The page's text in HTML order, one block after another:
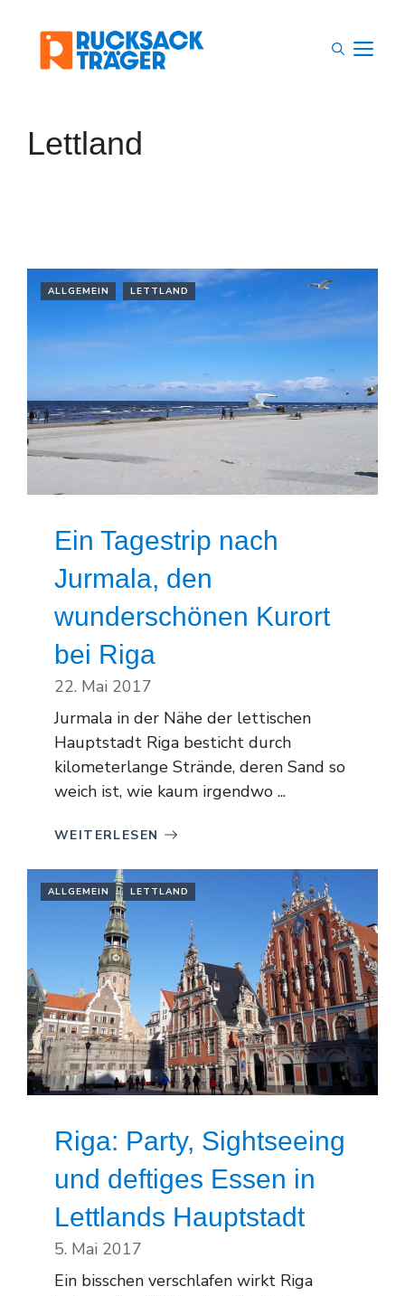
Inhalt
springen
Lettland
ALLGEMEIN LETTLAND
Ein Tagestrip nach
Jurmala, den
wunderschönen Kurort
bei Riga
22. Mai 2017
Jurmala in der Nähe der lettischen
Hauptstadt Riga besticht durch
kilometerlange Strände, deren Sand so
weich ist, wie kaum irgendwo ...
WEITERLESEN
ALLGEMEIN LETTLAND
Riga: Party, Sightseeing
und deftiges Essen in
Lettlands Hauptstadt
5. Mai 2017
Ein bisschen verschlafen wirkt Riga